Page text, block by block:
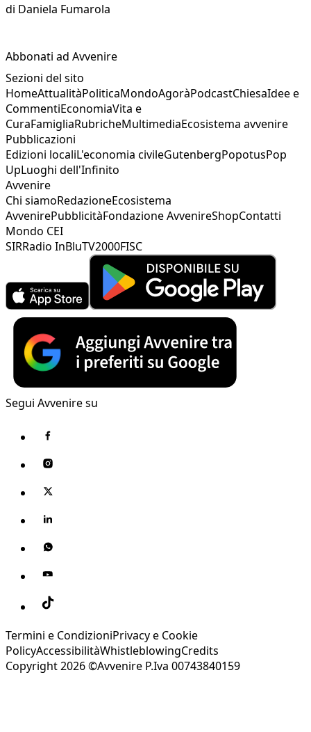
di Daniela Fumarola
Abbonati ad Avvenire
Sezioni del sito
HomeAttualitàPoliticaMondoAgoràPodcastChiesaIdee e
CommentiEconomiaVita e
CuraFamigliaRubricheMultimediaEcosistema avvenire
Pubblicazioni
Edizioni localiL'economia civileGutenbergPopotusPop
UpLuoghi dell'Infinito
Avvenire
Chi siamoRedazioneEcosistema
AvvenirePubblicitàFondazione AvvenireShopContatti
Mondo CEI
SIRRadio InBluTV2000FISC
Segui Avvenire su
Termini e CondizioniPrivacy e Cookie
PolicyAccessibilitàWhistleblowingCredits
Copyright 2026 ©Avvenire P.Iva 00743840159